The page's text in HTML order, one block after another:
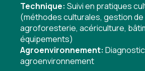
Technique: Suivi en pratiques
(méthodes culturales, gestion de
agroforesterie, acériculture,
équipements)
Agroenvironnement:
agroenvironnement